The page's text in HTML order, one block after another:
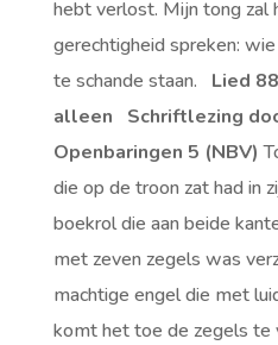
hebt verlost. Mijn tong zal
gerechtigheid spreken:
te schande staan. Lied
alleen
Schriftlezing
Openbaringen 5 (NBV)
die op de troon zat had in
boekrol die aan beide
met zeven zegels was
machtige engel die met
komt het toe de zegels te